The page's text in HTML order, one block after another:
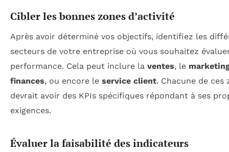
Cibler les bonnes zones d’activité
Après avoir déterminé vos objectifs, identifiez les
secteurs de votre entreprise où vous souhaitez
performance. Cela peut inclure la ventes, le
finances, ou encore le service client. Chacune de ces
devrait avoir des KPIs spécifiques répondant à ses
exigences.
Évaluer la faisabilité des indicateurs